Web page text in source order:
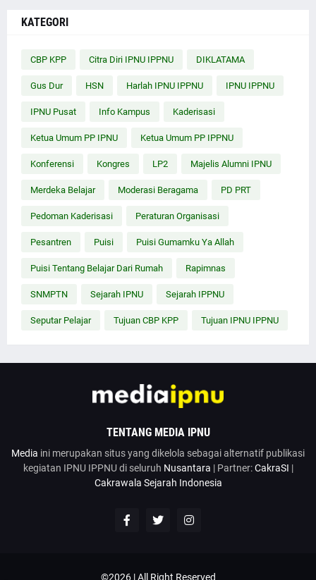
KATEGORI
CBP KPP Citra Diri IPNU IPPNU DIKLATAMA
Gus Dur HSN Harlah IPNU IPPNU IPNU IPPNU
IPNU Pusat Info Kampus Kaderisasi
Ketua Umum PP IPNU Ketua Umum PP IPPNU
Konferensi Kongres LP2 Majelis Alumni IPNU
Merdeka Belajar Moderasi Beragama PD PRT
Pedoman Kaderisasi Peraturan Organisasi
Pesantren Puisi Puisi Gumamku Ya Allah
Puisi Tentang Belajar Dari Rumah Rapimnas
SNMPTN Sejarah IPNU Sejarah IPPNU
Seputar Pelajar Tujuan CBP KPP Tujuan IPNU IPPNU
TENTANG MEDIA IPNU
Media ini merupakan situs yang dikelola sebagai alternatif publikasi
kegiatan IPNU IPPNU di seluruh Nusantara | Partner:CakraSI |
Cakrawala Sejarah Indonesia
©2026 | All Right Reserved